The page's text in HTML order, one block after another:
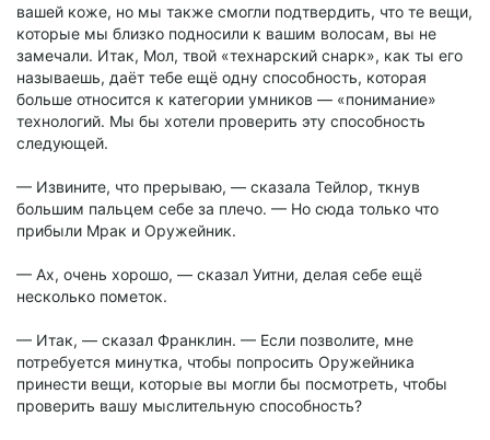
вашей коже, но мы также смогли подтвердить, что те вещи,
которые мы близко подносили к вашим волосам, вы не
замечали. Итак, Мол, твой «технарский снарк», как ты его
называешь, даёт тебе ещё одну способность, которая
больше относится к категории умников — «понимание»
технологий. Мы бы хотели проверить эту способность
следующей.
— Извините, что прерываю, — сказала Тейлор, ткнув
большим пальцем себе за плечо. — Но сюда только что
прибыли Мрак и Оружейник.
— Ах, очень хорошо, — сказал Уитни, делая себе ещё
несколько пометок.
— Итак, — сказал Франклин. — Если позволите, мне
потребуется минутка, чтобы попросить Оружейника
принести вещи, которые вы могли бы посмотреть, чтобы
проверить вашу мыслительную способность?